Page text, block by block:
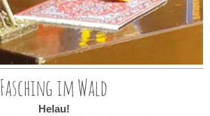
Fasching im Wald
Helau!